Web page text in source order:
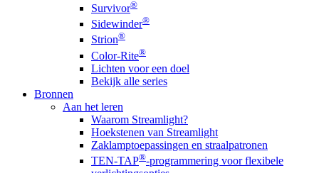
Survivor®
Sidewinder®
Strion®
Color-Rite®
Lichten voor een doel
Bekijk alle series
Bronnen
Aan het leren
Waarom Streamlight?
Hoekstenen van Streamlight
Zaklamptoepassingen en straalpatronen
TEN-TAP®-programmering voor flexibele